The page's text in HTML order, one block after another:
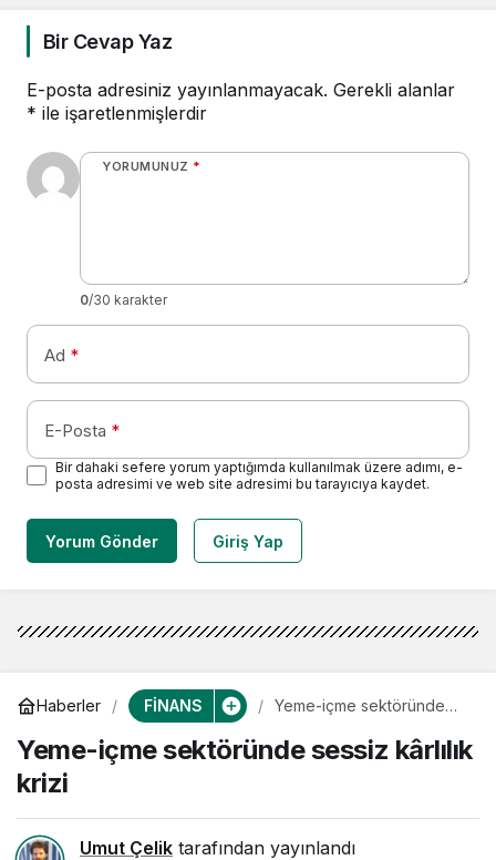
Bir Cevap Yaz
E-posta adresiniz yayınlanmayacak. Gerekli alanlar
* ile işaretlenmişlerdir
YORUMUNUZ *
0/30 karakter
Ad *
E-Posta *
Bir dahaki sefere yorum yaptığımda kullanılmak üzere adımı, e-
posta adresimi ve web site adresimi bu tarayıcıya kaydet.
Yorum Gönder Giriş Yap
Haberler FİNANS
Yeme-içme sektöründe
Yeme-içme sektöründe sessiz kârlılık
krizi
Umut Çelik tarafından yayınlandı